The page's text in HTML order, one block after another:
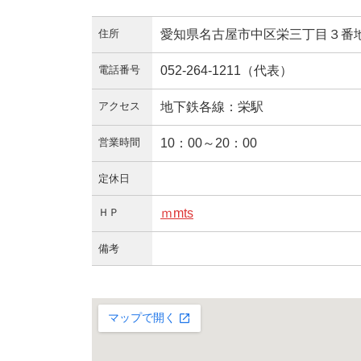
住所 愛知県名古屋市中区栄三丁目３番
電話番号 052-264-1211（代表）
アクセス 地下鉄各線：栄駅
営業時間 10：00～20：00
定休日
ＨＰ ｍmts
備考